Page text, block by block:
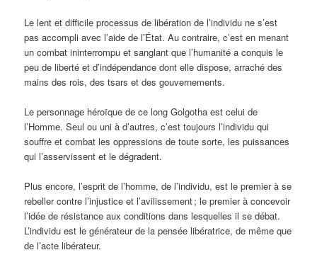
Le lent et difficile processus de libération de l’individu ne s’est
pas accompli avec l’aide de l’État. Au contraire, c’est en menant
un combat ininterrompu et sanglant que l’humanité a conquis le
peu de liberté et d’indépendance dont elle dispose, arraché des
mains des rois, des tsars et des gouvernements.
Le personnage héroïque de ce long Golgotha est celui de
l’Homme. Seul ou uni à d’autres, c’est toujours l’individu qui
souffre et combat les oppressions de toute sorte, les puissances
qui l’asservissent et le dégradent.
Plus encore, l’esprit de l’homme, de l’individu, est le premier à se
rebeller contre l’injustice et l’avilissement ; le premier à concevoir
l’idée de résistance aux conditions dans lesquelles il se débat.
L’individu est le générateur de la pensée libératrice, de même que
de l’acte libérateur.